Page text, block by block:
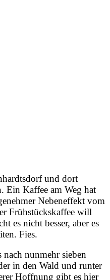
und dort
Ein Kaffee am Weg hat
Nebeneffekt vom
Frühstückskaffee will
es nicht besser, aber es
Fies.
nunmehr sieben
in den Wald und runter
Hoffnung gibt es hier